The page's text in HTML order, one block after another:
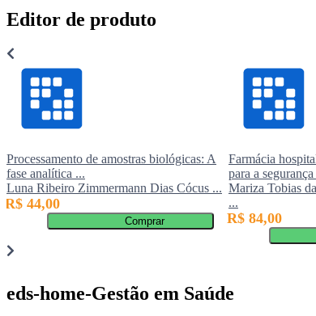
Editor de produto
Processamento de amostras biológicas: A
fase analítica ...
Luna Ribeiro Zimmermann Dias Cócus ...
R$ 44,00
Comprar
Farmácia
para a segurança
Mariza Tobias
...
R$ 84,00
eds-home-Gestão em Saúde